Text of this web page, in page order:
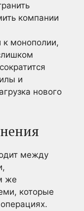
компании
к монополии,
и
нового
между
же
которые